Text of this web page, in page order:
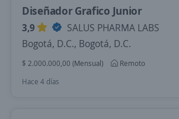
Diseñador Grafico Junior
3,9
SALUS PHARMA LABS
Bogotá, D.C., Bogotá, D.C.
$ 2.000.000,00 (Mensual)
Remoto
Hace 4 días